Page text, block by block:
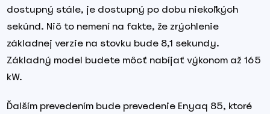
dostupný stále, je dostupný po dobu niekoľkých
sekúnd. Nič to nemení na fakte, že zrýchlenie
základnej verzie na stovku bude 8,1 sekundy.
Základný model budete môcť nabíjať výkonom až 165
kW.
Ďalším prevedením bude prevedenie Enyaq 85, ktoré